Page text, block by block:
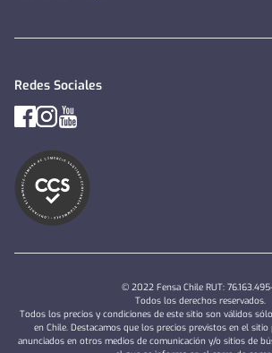
Redes Sociales
© 2022 Fensa Chile RUT: 76.163.495-
Todos los derechos reservados.
Todos los precios y condiciones de este sitio son válidos
en Chile. Destacamos que los precios previstos en el sitio
anunciados en otros medios de comunicación y/o sitios de